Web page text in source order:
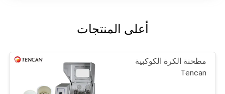
أعلى المنتجات
مطحنة الكرة الكوكبية
Tencan